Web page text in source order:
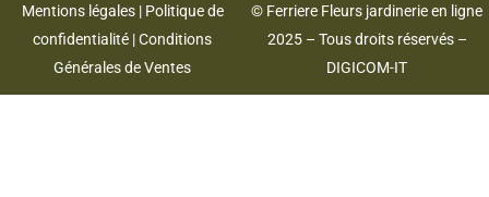
Mentions légales| Politique de
confidentialité |Conditions
Générales de Ventes
© Ferriere Fleurs jardinerie en ligne
2025 – Tous droits réservés –
DIGICOM-IT